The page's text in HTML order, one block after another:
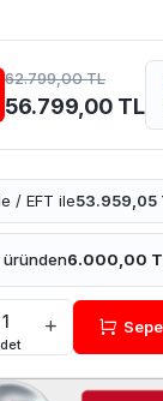
62.799,00 TL
56.799,00 TL
/ EFT ile53.959,05
üründen6.000,00